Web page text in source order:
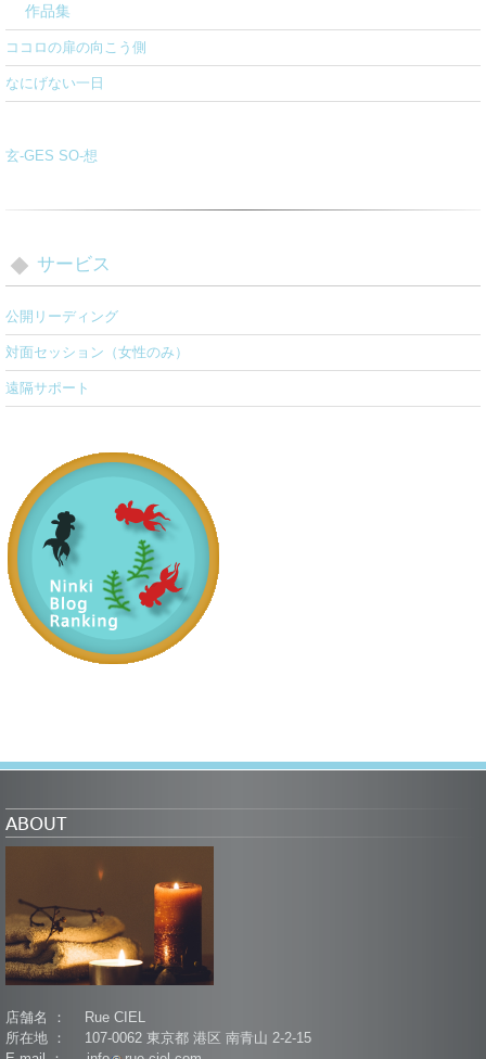
作品集
ココロの扉の向こう側
なにげない一日
玄-GES SO-想
サービス
公開リーディング
対面セッション（女性のみ）
遠隔サポート
ABOUT
店舗名 ： Rue CIEL
所在地 ： 107-0062 東京都 港区 南青山 2-2-15